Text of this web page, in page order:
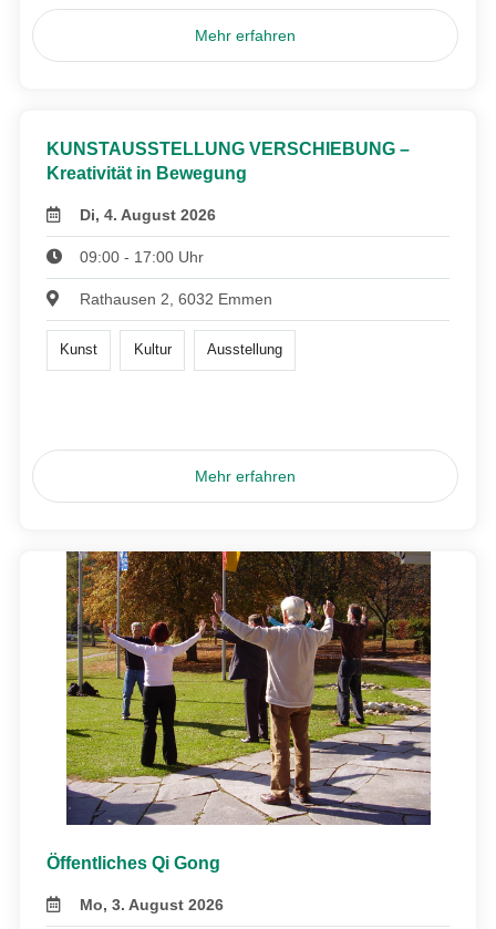
Mehr erfahren
KUNSTAUSSTELLUNG VERSCHIEBUNG –
Kreativität in Bewegung
Di, 4. August 2026
09:00 - 17:00 Uhr
Rathausen 2, 6032 Emmen
Kunst Kultur Ausstellung
Mehr erfahren
Öffentliches Qi Gong
Mo, 3. August 2026